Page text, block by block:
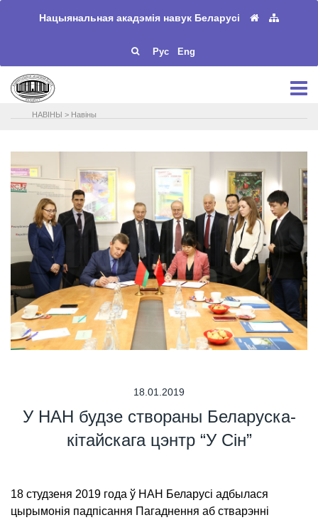
Нацыянальная акадэмія навук Беларусі
Рус Eng
НАВIНЫ > Навіны
18.01.2019
У НАН будзе створаны Беларуска-
кітайскага цэнтр “У Сін”
18 студзеня 2019 года ў НАН Беларусі адбылася
цырымонія падпісання Пагаднення аб стварэнні